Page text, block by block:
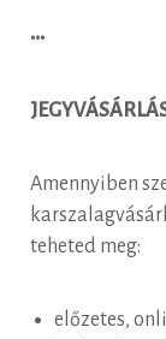
•••
Amennyiben
teheted meg:
előzetes,